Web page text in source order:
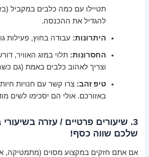
תטיילו עם כמה כלבים במקביל
להגדיל את ההכנסה.
היתרונות: עבודה בחוץ, פעילות
החסרונות: תלוי במזג האוויר,
וצריך לאהוב כלבים באמת (גם
טיפ זהב: צרו קשר עם חנויות חיות
באזורכם. אולי הם יסכימו לשים
3. שיעורים פרטיים / עזרה
שלכם שווה כסף!
אם אתם חזקים במקצוע מסוים (מתמטיקה,